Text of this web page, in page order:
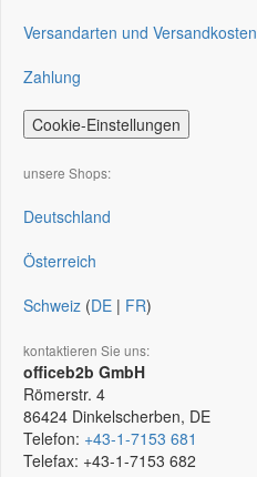
Versandarten und Versandkosten
Zahlung
Cookie-Einstellungen
unsere Shops:
Deutschland
Österreich
Schweiz (DE | FR)
kontaktieren Sie uns:
officeb2b GmbH
Römerstr. 4
86424 Dinkelscherben, DE
Telefon: +43-1-7153 681
Telefax: +43-1-7153 682